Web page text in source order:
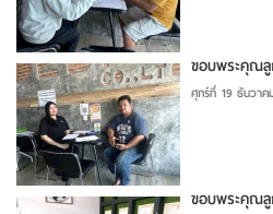
ขอบพระคุณลู
ศุกร์ที่ 19 ธันวาค
ขอบพระคุณลู